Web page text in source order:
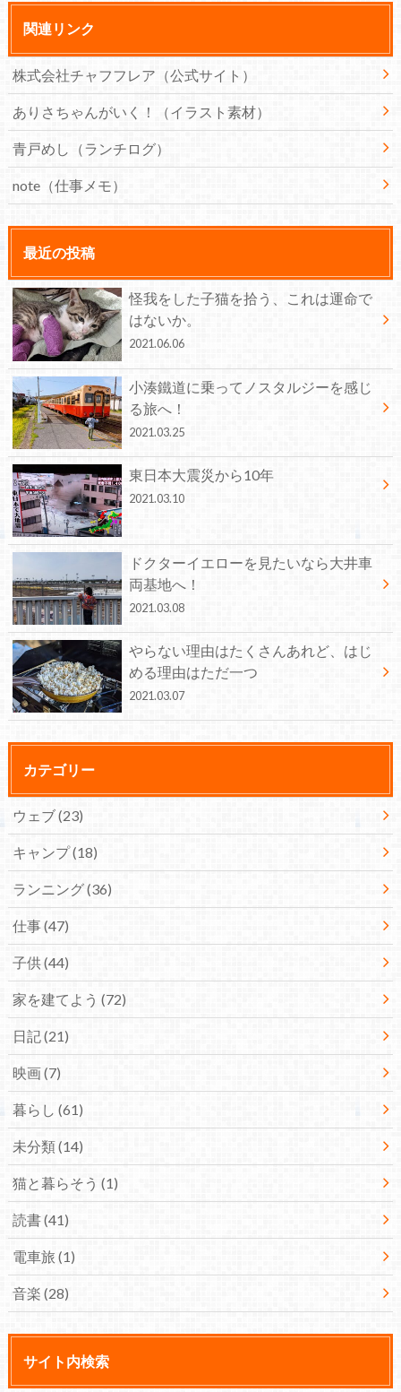
関連リンク
株式会社チャフフレア（公式サイト）
ありさちゃんがいく！（イラスト素材）
青戸めし（ランチログ）
note（仕事メモ）
最近の投稿
怪我をした子猫を拾う、これは運命で
はないか。
2021.06.06
小湊鐵道に乗ってノスタルジーを感じ
る旅へ！
2021.03.25
東日本大震災から10年
2021.03.10
ドクターイエローを見たいなら大井車
両基地へ！
2021.03.08
やらない理由はたくさんあれど、はじ
める理由はただ一つ
2021.03.07
カテゴリー
ウェブ(23)
キャンプ(18)
ランニング(36)
仕事(47)
子供(44)
家を建てよう (72)
日記(21)
映画(7)
暮らし (61)
未分類(14)
猫と暮らそう (1)
読書(41)
電車旅 (1)
音楽 (28)
サイト内検索